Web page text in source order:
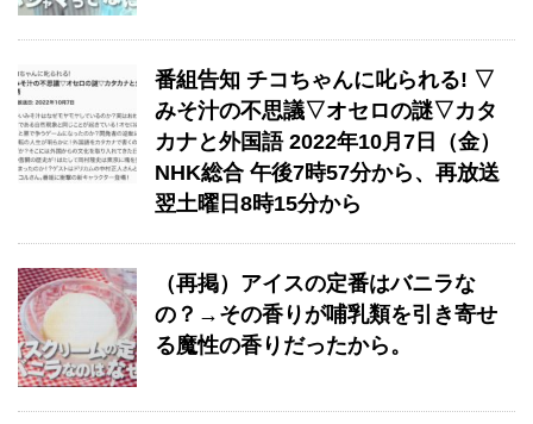
番組告知 チコちゃんに叱られる! ▽
みそ汁の不思議▽オセロの謎▽カタ
カナと外国語 2022年10月7日（金）
NHK総合 午後7時57分から、再放送
翌土曜日8時15分から
（再掲）アイスの定番はバニラな
の？→その香りが哺乳類を引き寄せ
る魔性の香りだったから。